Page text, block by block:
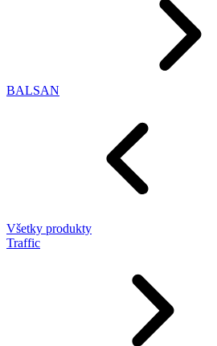
BALSAN
Všetky produkty
Traffic